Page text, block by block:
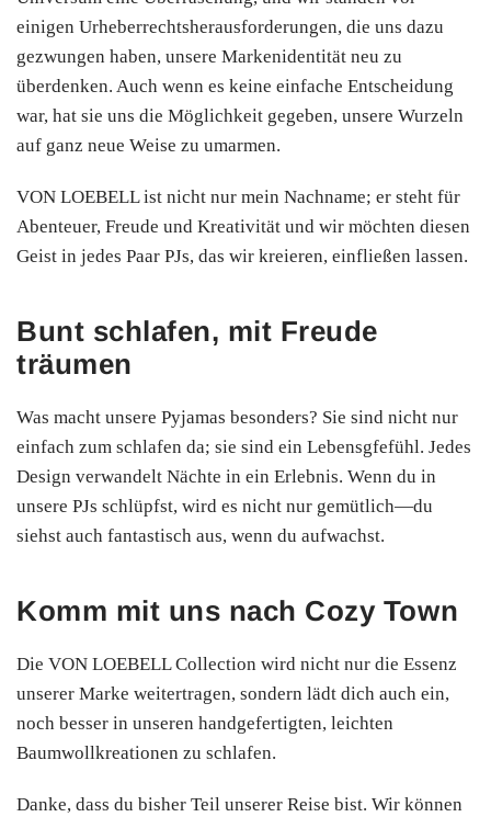
einigen Urheberrechtsherausforderungen, die uns dazu
gezwungen haben, unsere Markenidentität neu zu
überdenken. Auch wenn es keine einfache Entscheidung
war, hat sie uns die Möglichkeit gegeben, unsere Wurzeln
auf ganz neue Weise zu umarmen.
VON LOEBELL ist nicht nur mein Nachname; er steht für
Abenteuer, Freude und Kreativität und wir möchten diesen
Geist in jedes Paar PJs, das wir kreieren, einfließen lassen.
Bunt schlafen, mit Freude
träumen
Was macht unsere Pyjamas besonders? Sie sind nicht nur
einfach zum schlafen da; sie sind ein Lebensgfefühl. Jedes
Design verwandelt Nächte in ein Erlebnis. Wenn du in
unsere PJs schlüpfst, wird es nicht nur gemütlich—du
siehst auch fantastisch aus, wenn du aufwachst.
Komm mit uns nach Cozy Town
Die VON LOEBELL Collection wird nicht nur die Essenz
unserer Marke weitertragen, sondern lädt dich auch ein,
noch besser in unseren handgefertigten, leichten
Baumwollkreationen zu schlafen.
Danke, dass du bisher Teil unserer Reise bist. Wir können